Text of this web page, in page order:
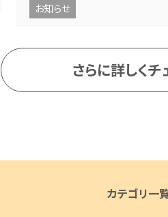
お知らせ
さらに詳しくチ
カテゴリ一